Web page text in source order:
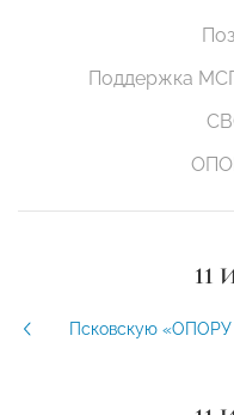
Поддержка
11
Псковскую